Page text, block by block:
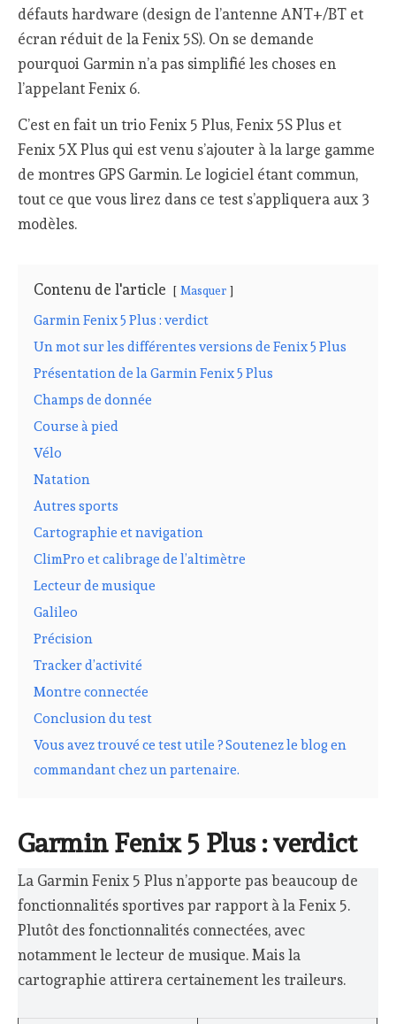
défauts hardware (design de l’antenne ANT+/BT et
écran réduit de la Fenix 5S). On se demande
pourquoi Garmin n’a pas simplifié les choses en
l’appelant Fenix 6.
C’est en fait un trio Fenix 5 Plus, Fenix 5S Plus et
Fenix 5X Plus qui est venu s’ajouter à la large gamme
de montres GPS Garmin. Le logiciel étant commun,
tout ce que vous lirez dans ce test s’appliquera aux 3
modèles.
Contenu de l'article Masquer
Garmin Fenix 5 Plus : verdict
Un mot sur les différentes versions de Fenix 5 Plus
Présentation de la Garmin Fenix 5 Plus
Champs de donnée
Course à pied
Vélo
Natation
Autres sports
Cartographie et navigation
ClimPro et calibrage de l’altimètre
Lecteur de musique
Galileo
Précision
Tracker d’activité
Montre connectée
Conclusion du test
Vous avez trouvé ce test utile ? Soutenez le blog en
commandant chez un partenaire.
Garmin Fenix 5 Plus : verdict
La Garmin Fenix 5 Plus n’apporte pas beaucoup de
fonctionnalités sportives par rapport à la Fenix 5.
Plutôt des fonctionnalités connectées, avec
notamment le lecteur de musique. Mais la
cartographie attirera certainement les traileurs.